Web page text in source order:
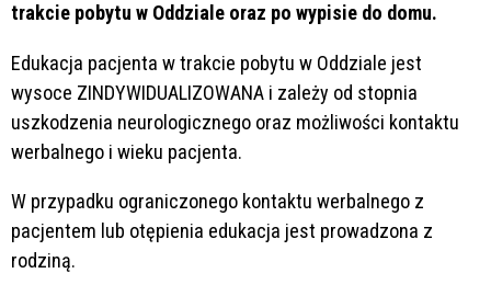
trakcie pobytu w Oddziale oraz po wypisie do domu.
Edukacja pacjenta w trakcie pobytu w Oddziale jest
wysoce ZINDYWIDUALIZOWANA i zależy od stopnia
uszkodzenia neurologicznego oraz możliwości kontaktu
werbalnego i wieku pacjenta.
W przypadku ograniczonego kontaktu werbalnego z
pacjentem lub otępienia edukacja jest prowadzona z
rodziną.